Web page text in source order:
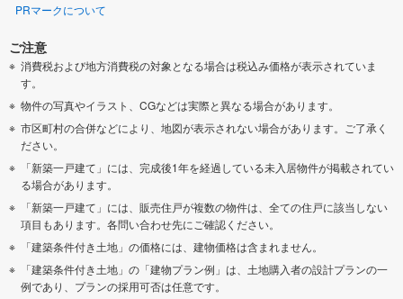
PRマークについて
ご注意
消費税および地方消費税の対象となる場合は税込み価格が表示されていま
す。
物件の写真やイラスト、CGなどは実際と異なる場合があります。
市区町村の合併などにより、地図が表示されない場合があります。ご了承く
ださい。
「新築一戸建て」には、完成後1年を経過している未入居物件が掲載されてい
る場合があります。
「新築一戸建て」には、販売住戸が複数の物件は、全ての住戸に該当しない
項目もあります。各問い合わせ先にご確認ください。
「建築条件付き土地」の価格には、建物価格は含まれません。
「建築条件付き土地」の「建物プラン例」は、土地購入者の設計プランの一
例であり、プランの採用可否は任意です。